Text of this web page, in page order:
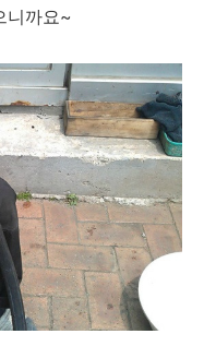
니까요~